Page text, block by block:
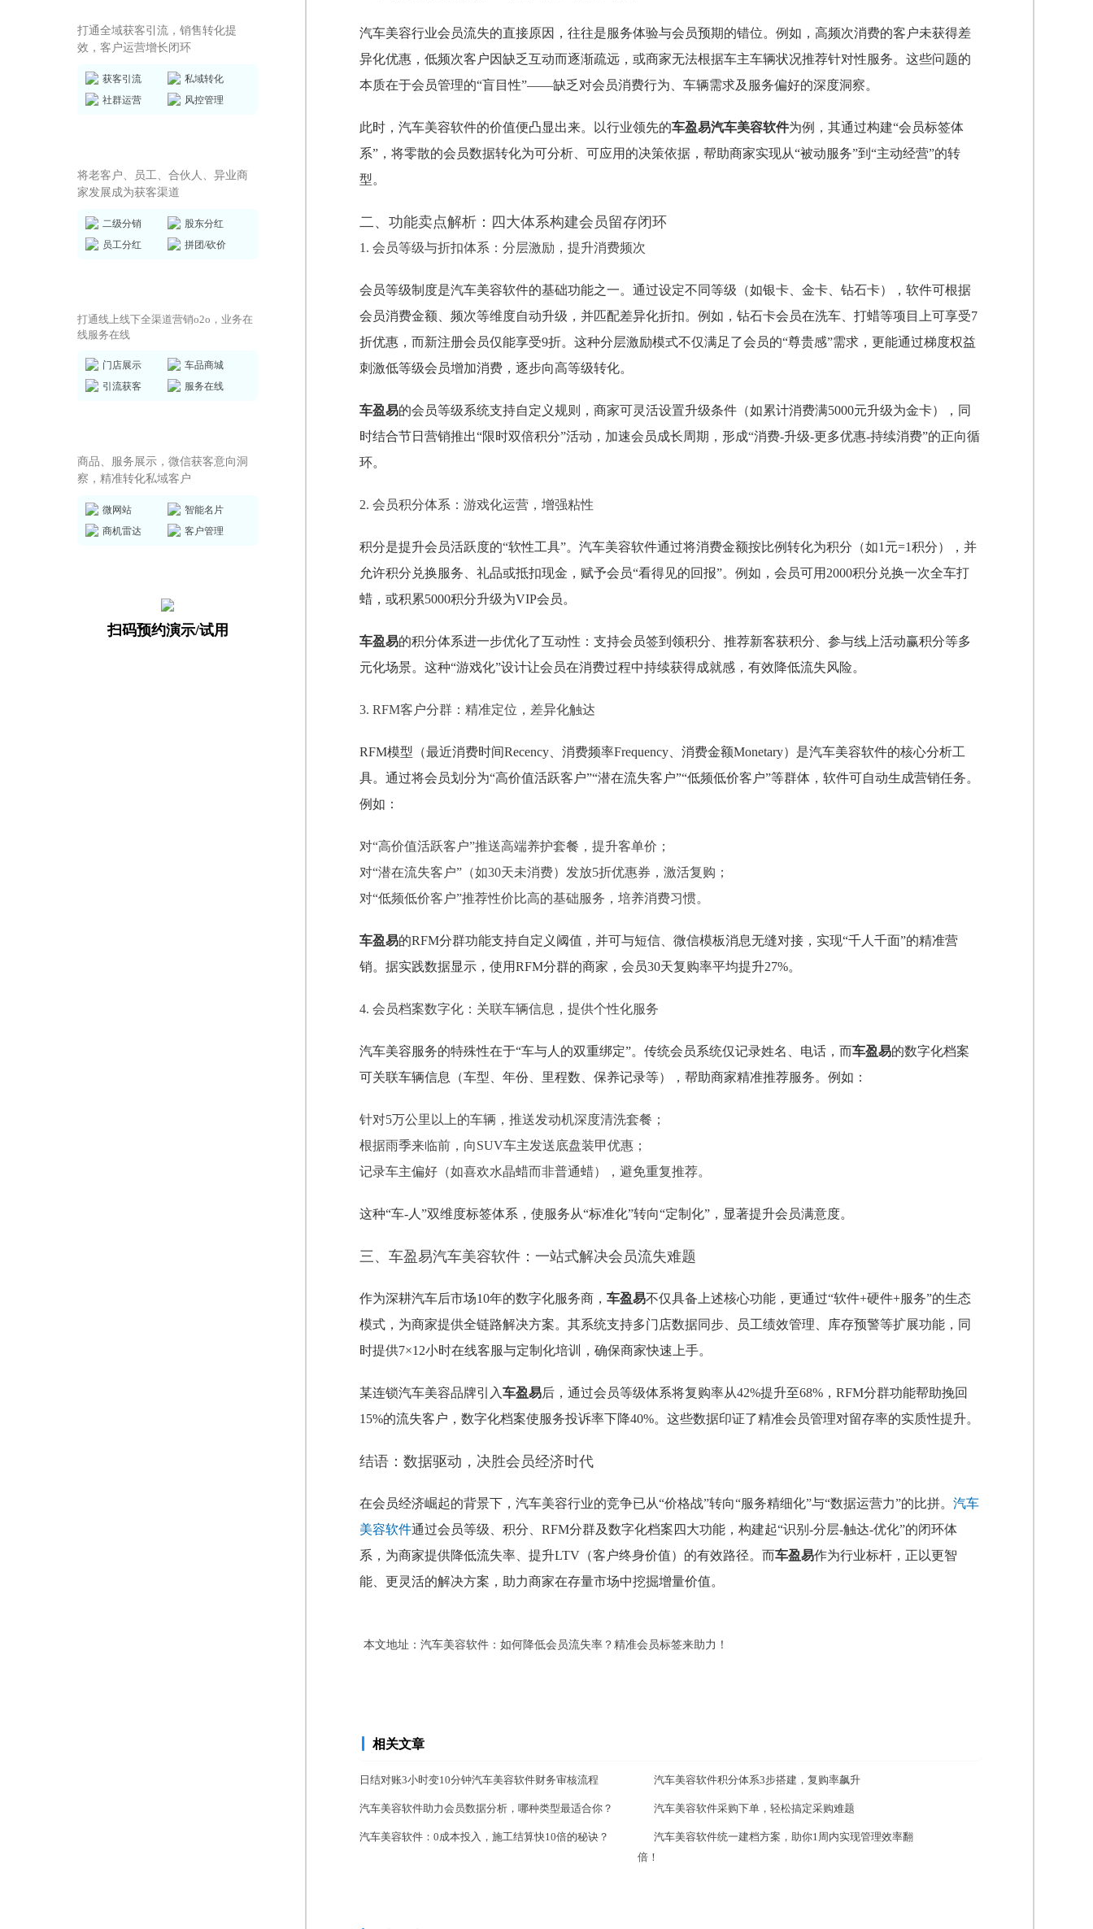
打通全域获客引流，销售转化提
效，客户运营增长闭环
获客引流
私域转化
社群运营
风控管理
将老客户、员工、合伙人、异业商
家发展成为获客渠道
二级分销
股东分红
员工分红
拼团/砍价
打通线上线下全渠道营销o2o，业务在
线服务在线
门店展示
车品商城
引流获客
服务在线
商品、服务展示，微信获客意向洞
察，精准转化私域客户
微网站
智能名片
商机雷达
客户管理
扫码预约演示/试用
汽车美容行业会员流失的直接原因，往往是服务体验与会员预期的错位。例如，高频次消费的客户未获得差
异化优惠，低频次客户因缺乏互动而逐渐疏远，或商家无法根据车主车辆状况推荐针对性服务。这些问题的
本质在于会员管理的“盲目性”——缺乏对会员消费行为、车辆需求及服务偏好的深度洞察。
此时，汽车美容软件的价值便凸显出来。以行业领先的车盈易汽车美容软件为例，其通过构建“会员标签体
系”，将零散的会员数据转化为可分析、可应用的决策依据，帮助商家实现从“被动服务”到“主动经营”的转
型。
二、功能卖点解析：四大体系构建会员留存闭环
1. 会员等级与折扣体系：分层激励，提升消费频次
会员等级制度是汽车美容软件的基础功能之一。通过设定不同等级（如银卡、金卡、钻石卡），软件可根据
会员消费金额、频次等维度自动升级，并匹配差异化折扣。例如，钻石卡会员在洗车、打蜡等项目上可享受7
折优惠，而新注册会员仅能享受9折。这种分层激励模式不仅满足了会员的“尊贵感”需求，更能通过梯度权益
刺激低等级会员增加消费，逐步向高等级转化。
车盈易的会员等级系统支持自定义规则，商家可灵活设置升级条件（如累计消费满5000元升级为金卡），同
时结合节日营销推出“限时双倍积分”活动，加速会员成长周期，形成“消费-升级-更多优惠-持续消费”的正向循
环。
2. 会员积分体系：游戏化运营，增强粘性
积分是提升会员活跃度的“软性工具”。汽车美容软件通过将消费金额按比例转化为积分（如1元=1积分），并
允许积分兑换服务、礼品或抵扣现金，赋予会员“看得见的回报”。例如，会员可用2000积分兑换一次全车打
蜡，或积累5000积分升级为VIP会员。
车盈易的积分体系进一步优化了互动性：支持会员签到领积分、推荐新客获积分、参与线上活动赢积分等多
元化场景。这种“游戏化”设计让会员在消费过程中持续获得成就感，有效降低流失风险。
3. RFM客户分群：精准定位，差异化触达
RFM模型（最近消费时间Recency、消费频率Frequency、消费金额Monetary）是汽车美容软件的核心分析工
具。通过将会员划分为“高价值活跃客户”“潜在流失客户”“低频低价客户”等群体，软件可自动生成营销任务。
例如：
对“高价值活跃客户”推送高端养护套餐，提升客单价；
对“潜在流失客户”（如30天未消费）发放5折优惠券，激活复购；
对“低频低价客户”推荐性价比高的基础服务，培养消费习惯。
车盈易的RFM分群功能支持自定义阈值，并可与短信、微信模板消息无缝对接，实现“千人千面”的精准营
销。据实践数据显示，使用RFM分群的商家，会员30天复购率平均提升27%。
4. 会员档案数字化：关联车辆信息，提供个性化服务
汽车美容服务的特殊性在于“车与人的双重绑定”。传统会员系统仅记录姓名、电话，而车盈易的数字化档案
可关联车辆信息（车型、年份、里程数、保养记录等），帮助商家精准推荐服务。例如：
针对5万公里以上的车辆，推送发动机深度清洗套餐；
根据雨季来临前，向SUV车主发送底盘装甲优惠；
记录车主偏好（如喜欢水晶蜡而非普通蜡），避免重复推荐。
这种“车-人”双维度标签体系，使服务从“标准化”转向“定制化”，显著提升会员满意度。
三、车盈易汽车美容软件：一站式解决会员流失难题
作为深耕汽车后市场10年的数字化服务商， 车盈易不仅具备上述核心功能，更通过“软件+硬件+服务”的生态
模式，为商家提供全链路解决方案。其系统支持多门店数据同步、员工绩效管理、库存预警等扩展功能，同
时提供7×12小时在线客服与定制化培训，确保商家快速上手。
某连锁汽车美容品牌引入车盈易后，通过会员等级体系将复购率从42%提升至68%，RFM分群功能帮助挽回
15%的流失客户，数字化档案使服务投诉率下降40%。这些数据印证了精准会员管理对留存率的实质性提升。
结语：数据驱动，决胜会员经济时代
在会员经济崛起的背景下，汽车美容行业的竞争已从“价格战”转向“服务精细化”与“数据运营力”的比拼。 汽车
美容软件通过会员等级、积分、RFM分群及数字化档案四大功能，构建起“识别-分层-触达-优化”的闭环体
系，为商家提供降低流失率、提升LTV（客户终身价值）的有效路径。而车盈易作为行业标杆，正以更智
能、更灵活的解决方案，助力商家在存量市场中挖掘增量价值。
本文地址： 汽车美容软件：如何降低会员流失率？精准会员标签来助力！
相关文章
日结对账3小时变10分钟汽车美容软件财务审核流程 汽车美容软件积分体系3步搭建，复购率飙升
汽车美容软件助力会员数据分析，哪种类型最适合你？ 汽车美容软件采购下单，轻松搞定采购难题
汽车美容软件：0成本投入，施工结算快10倍的秘诀？
汽车美容软件统一建档方案，助你1周内实现管理效率翻
倍！